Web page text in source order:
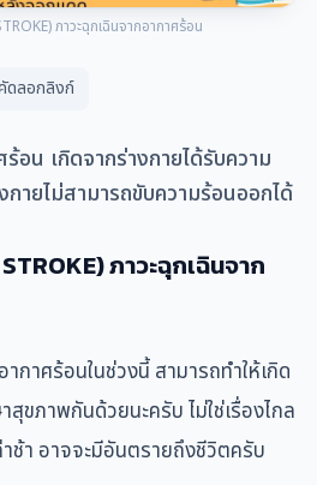
ภาวะฉุกเฉินจากอากาศร้อน
ดลอกลิงก์
ร้อน เกิดจากร่างกายได้รับความ
กายไม่สามารถขับความร้อนออกได้
ภาวะฉุกเฉินจาก
าศร้อนในช่วงนี้ สามารถทำให้เกิด
ขภาพกันด้วยนะครับ ไม่ใช่เรื่องไกล
ช้า อาจจะมีอันตรายถึงชีวิตครับ